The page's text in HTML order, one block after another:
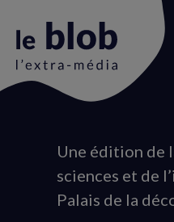
Animation
du
logo
Une édition de
sciences et de
Palais de la